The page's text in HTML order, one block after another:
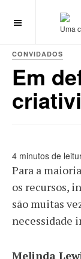
Uma
CONVIDADOS
Em
4 minutos de
Para a
os recursos,
são muitas
necessidade
Melinda